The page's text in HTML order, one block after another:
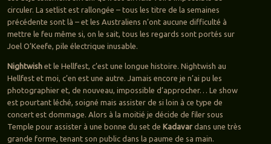
circuler. La setlist est rallongée – tous les titre de la semaines
précédente sont là – et les Australiens n’ont aucune difficulté à
mettre le feu même si, on le sait, tous les regards sont portés sur
Joel O’Keefe, pile électrique inusable.
Nightwishet le Hellfest, c’est une longue histoire. Nightwish au
Hellfest et moi, c’en est une autre. Jamais encore je n’ai pu les
photographier et, de nouveau, impossible d’approcher… Le show
est pourtant léché, soigné mais assister de si loin à ce type de
concert est dommage. Alors à la moitié je décide de filer sous
Temple pour assister à une bonne du set de Kadavardans une très
grande forme, tenant son public dans la paume de sa main.